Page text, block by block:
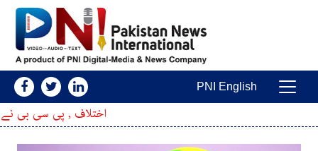
Main Navigation
PNI English
اختلاف , پی سی بی نے دو ٹیموں کو